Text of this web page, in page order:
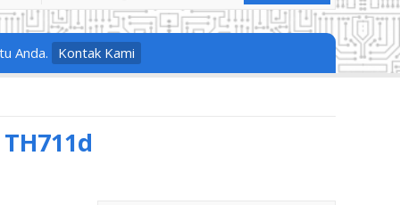
Anda. Kontak Kami